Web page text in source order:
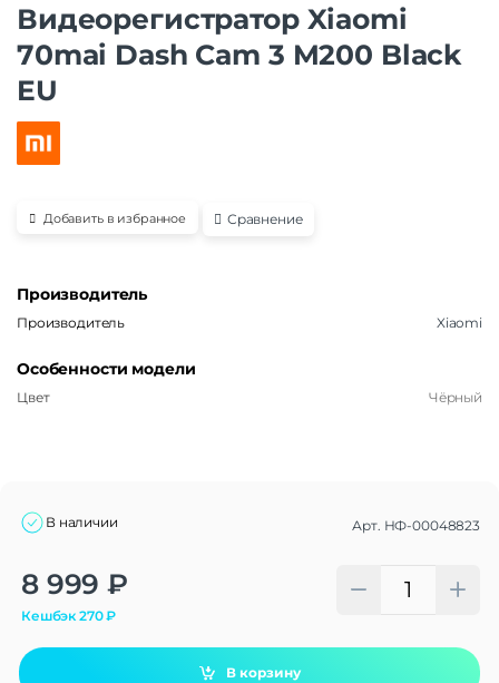
Видеорегистратор Xiaomi
70mai Dash Cam 3 M200 Black
EU
Добавить в избранное Сравнение
Производитель
Производитель Xiaomi
Особенности модели
Цвет Чёрный
В наличии Арт. НФ-00048823
8 999 ₽
Кешбэк270₽
В корзину
Alternative: